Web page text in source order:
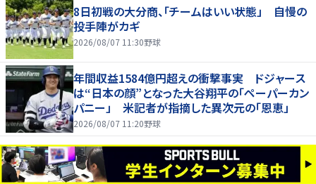
8日初戦の大分商、「チームはいい状態」 自慢の
投手陣がカギ
2026/08/07 11:30野球
年間収益1584億円超えの衝撃事実 ドジャース
は“日本の顔”となった大谷翔平の「ペーパーカン
パニー」 米記者が指摘した異次元の「恩恵」
2026/08/07 11:20野球